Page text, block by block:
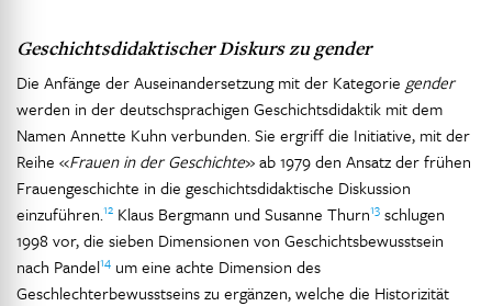
Geschichtsdidaktischer Diskurs zugender
Die Anfänge der Auseinandersetzung mit der Kategorie gender
werden in der deutschsprachigen Geschichtsdidaktik mit dem
Namen Annette Kuhn verbunden. Sie ergriff die Initiative, mit der
Reihe «Frauen in der Geschichte» ab 1979 den Ansatz der frühen
Frauengeschichte in die geschichtsdidaktische Diskussion
einzuführen.12 Klaus Bergmann und Susanne Thurn13 schlugen
1998 vor, die sieben Dimensionen von Geschichtsbewusstsein
nach Pandel14 um eine achte Dimension des
Geschlechterbewusstseins zu ergänzen, welche die Historizität